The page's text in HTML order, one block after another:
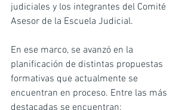
judiciales y los integrantes del Comité
Asesor de la Escuela Judicial.
En ese marco, se avanzó en la
planificación de distintas propuestas
formativas que actualmente se
encuentran en proceso. Entre las más